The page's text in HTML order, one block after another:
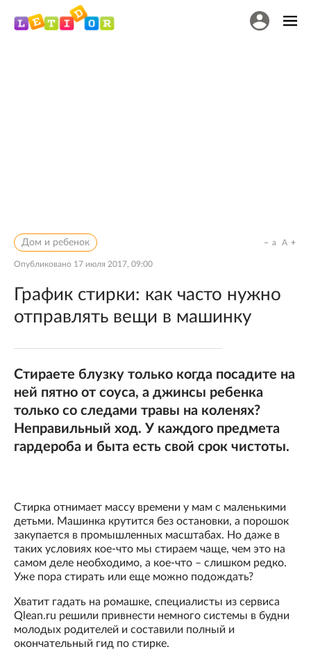
Дом и ребенок
Опубликовано 17 июля 2017, 09:00
a A
График стирки: как часто нужно
отправлять вещи в машинку
Стираете блузку только когда посадите на
ней пятно от соуса, а джинсы ребенка
только со следами травы на коленях?
Неправильный ход. У каждого предмета
гардероба и быта есть свой срок чистоты.
Стирка отнимает массу времени у мам с маленькими
детьми. Машинка крутится без остановки, а порошок
закупается в промышленных масштабах. Но даже в
таких условиях кое-что мы стираем чаще, чем это на
самом деле необходимо, а кое-что – слишком редко.
Уже пора стирать или еще можно подождать?
Хватит гадать на ромашке, специалисты из сервиса
Qlean.ru решили привнести немного системы в будни
молодых родителей и составили полный и
окончательный гид по стирке.